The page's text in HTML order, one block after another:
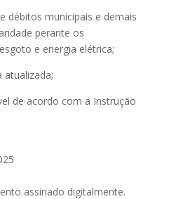
débitos municipais e demais
perante os
e energia elétrica;
atualizada;
de acordo com a Instrução
assinado digitalmente.